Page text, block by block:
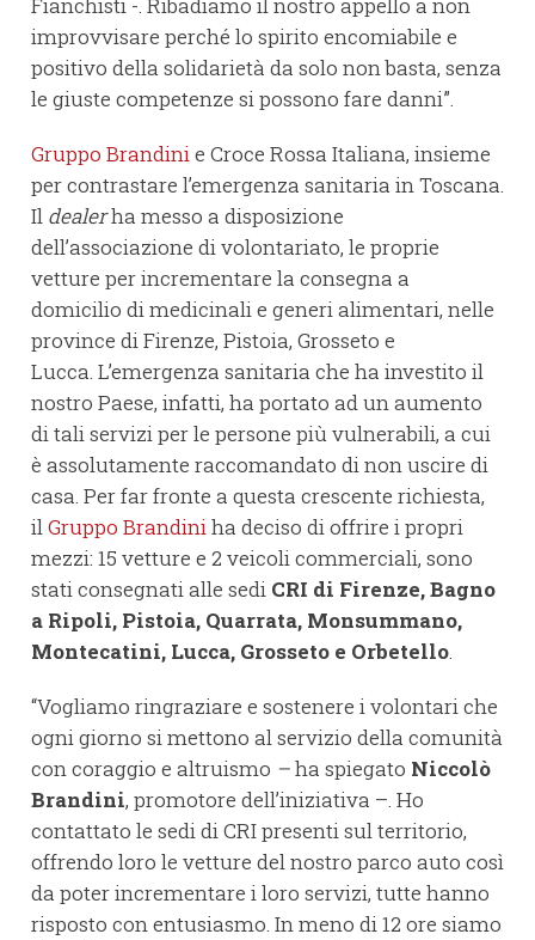
Fianchisti -. Ribadiamo il nostro appello a non
improvvisare perché lo spirito encomiabile e
positivo della solidarietà da solo non basta, senza
le giuste competenze si possono fare danni”.
Gruppo Brandinie Croce Rossa Italiana, insieme
per contrastare l’emergenza sanitaria in Toscana.
Il dealerha messo a disposizione
dell’associazione di volontariato, le proprie
vetture per incrementare la consegna a
domicilio di medicinali e generi alimentari, nelle
province di Firenze, Pistoia, Grosseto e
Lucca. L’emergenza sanitaria che ha investito il
nostro Paese, infatti, ha portato ad un aumento
di tali servizi per le persone più vulnerabili, a cui
è assolutamente raccomandato di non uscire di
casa. Per far fronte a questa crescente richiesta,
ilGruppo Brandiniha deciso di offrire i propri
mezzi: 15 vetture e 2 veicoli commerciali, sono
stati consegnati alle sedi CRI di Firenze, Bagno
a Ripoli, Pistoia, Quarrata, Monsummano,
Montecatini, Lucca, Grosseto e Orbetello.
“Vogliamo ringraziare e sostenere i volontari che
ogni giorno si mettono al servizio della comunità
con coraggio e altruismo –ha spiegato Niccolò
Brandini, promotore dell’iniziativa –. Ho
contattato le sedi di CRI presenti sul territorio,
offrendo loro le vetture del nostro parco auto così
da poter incrementare i loro servizi, tutte hanno
risposto con entusiasmo. In meno di 12 ore siamo